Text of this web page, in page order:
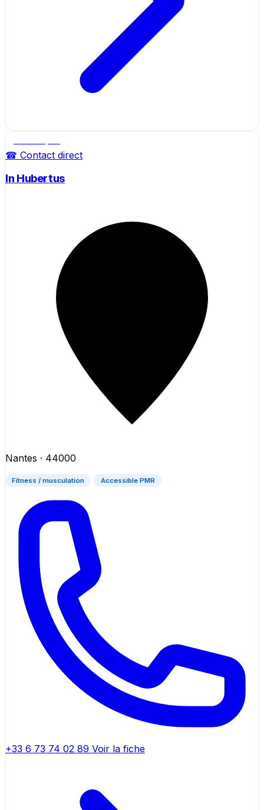
☎ Contact direct
In Hubertus
Nantes · 44000
Fitness / musculation Accessible PMR
+33 6 73 74 02 89 Voir la fiche